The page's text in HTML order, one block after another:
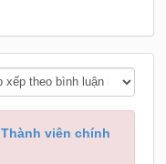
Thành viên chính